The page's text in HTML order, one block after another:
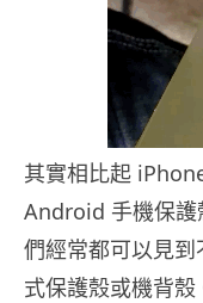
其實相比起
Android 手機保護
們經常都可以見
式保護殼或機背